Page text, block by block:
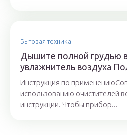
Бытовая техника
Дышите полной грудью
увлажнитель воздуха
Инструкция по
использованию очистителей
инструкции. Чтобы прибор...